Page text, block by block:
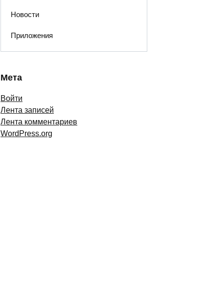
Новости
Приложения
Мета
Войти
Лента записей
Лента комментариев
WordPress.org